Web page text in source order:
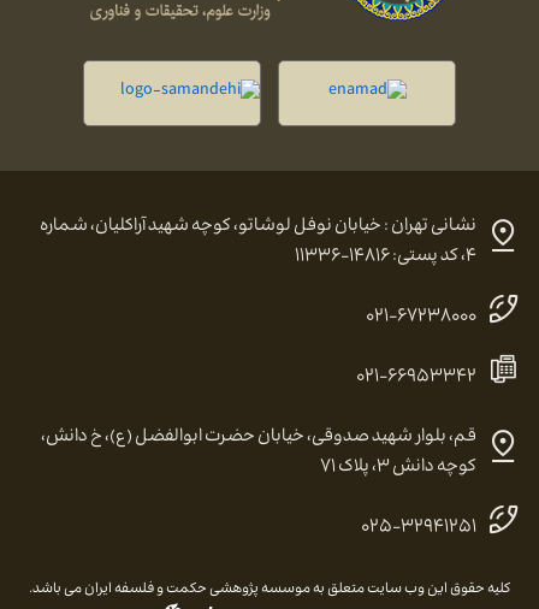
نشانی تهران : خیابان نوفل لوشاتو، کوچه شهید آراکلیان، شماره
۴، کد پستی: ۱۴۸۱۶-۱۱۳۳۶
۰۲۱-۶۷۲۳۸۰۰۰
۰۲۱-۶۶۹۵۳۳۴۲
قم، بلوار شهید صدوقی، خیابان حضرت ابوالفضل (ع)، خ دانش،
کوچه دانش ۳، پلاک ۷۱
۰۲۵-۳۲۹۴۱۲۵۱
کلیه حقوق این وب سایت متعلق به موسسه پژوهشی حکمت و فلسفه ایران می باشد.